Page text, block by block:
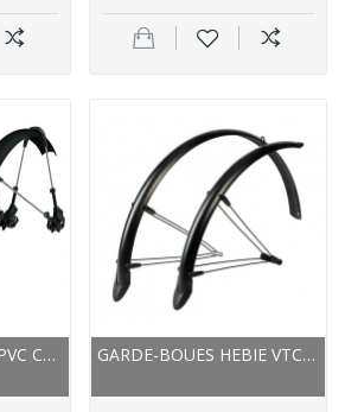
GARDE-BOUES SKS PVC COURSE RACEBLADE PRO NOIR MAT GARDE-BOUES HEBIE VTC RAINLINE 28 48 NOIR MAT